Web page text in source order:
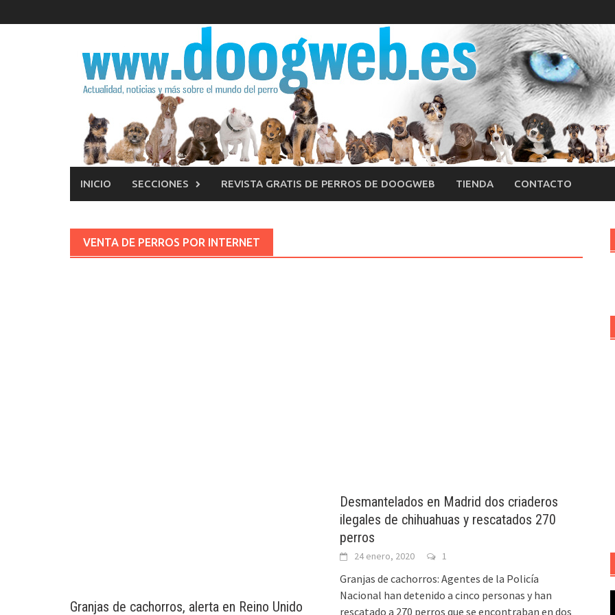
al
INICIO SECCIONES REVISTA GRATIS DE PERROS DE DOOGWEB TIENDA CONTACTO
VENTA DE PERROS POR INTERNET
Granjas de cachorros, alerta en Reino Unido
Desmantelados en Madrid dos criaderos
ilegales de chihuahuas y rescatados 270
perros
24 enero, 2020 1
Granjas de cachorros: Agentes de la Policía
Nacional han detenido a cinco personas y han
rescatado a 270 perros que se encontraban en dos